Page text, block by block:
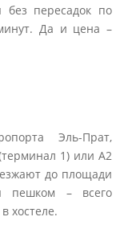
без пересадок по
Да и цена –
Эль-Прат,
1) или А2
до площади
пешком – всего
хостеле.